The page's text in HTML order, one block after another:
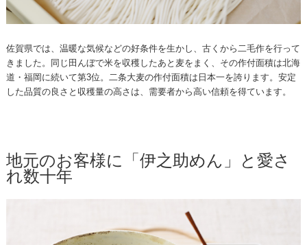
佐賀県では、温暖な気候などの好条件を生かし、古くから二毛作を行って
きました。同じ田んぼで米を収穫したあと麦をまく、その作付面積は北海
道・福岡に続いて第3位。二条大麦の作付面積は日本一を誇ります。安定
した品質の良さと収穫量の高さは、需要者から高い信頼を得ています。
地元のお客様に「伊之助めん」と愛さ
れ数十年